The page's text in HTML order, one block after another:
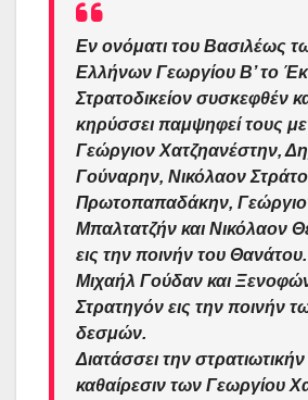
Εν ονόματι του Βασιλέως
Ελλήνων Γεωργίου Β’ το
Στρατοδικείον συσκεφθέν
κηρύσσει παμψηφεί τους
Γεώργιον Χατζηανέστην,
Γούναρην, Νικόλαον
Πρωτοπαπαδάκην,
Μπαλτατζήν και Νικόλαον
εις την ποινήν του
Μιχαήλ Γούδαν και
Στρατηγόν εις την ποινήν
δεσμών.
Διατάσσει την στρατιωτικήν
καθαίρεσιν των Γεωργίου